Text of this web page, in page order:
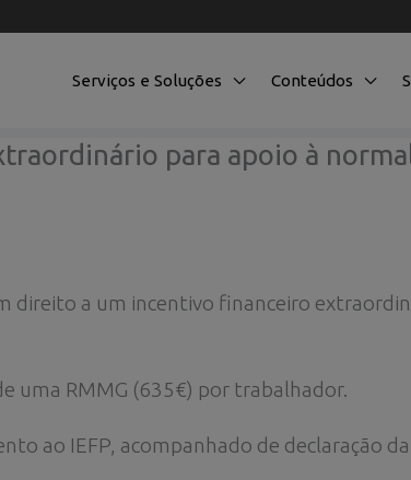
Serviços e Soluções Conteúdos
para apoio à
direito a um incentivo financeiro
uma RMMG (635€) por trabalhador.
ao IEFP, acompanhado de declaração